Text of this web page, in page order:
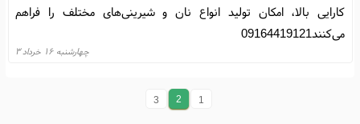
کارایی بالا، امکان تولید انواع نان و شیرینی‌های مختلف را فراهم
می‌کنند09164419121
چهارشنبه ۱۶ خرداد ۳
1
2
3